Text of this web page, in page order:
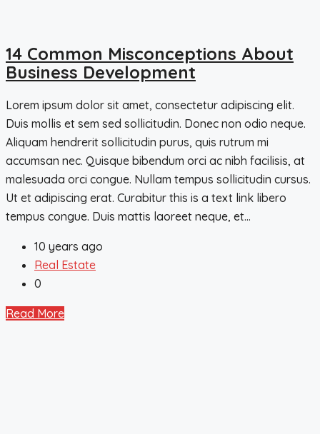
14 Common Misconceptions About
Business Development
Lorem ipsum dolor sit amet, consectetur adipiscing elit.
Duis mollis et sem sed sollicitudin. Donec non odio neque.
Aliquam hendrerit sollicitudin purus, quis rutrum mi
accumsan nec. Quisque bibendum orci ac nibh facilisis, at
malesuada orci congue. Nullam tempus sollicitudin cursus.
Ut et adipiscing erat. Curabitur this is a text link libero
tempus congue. Duis mattis laoreet neque, et...
10 years ago
Real Estate
0
Read More